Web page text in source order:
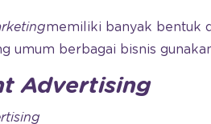
memiliki banyak bentuk
umum berbagai bisnis
Advertising